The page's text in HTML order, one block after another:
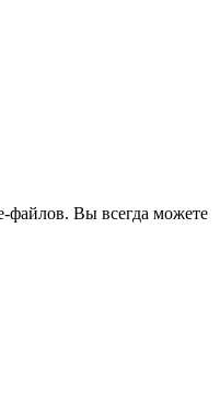
файлов. Вы всегда можете